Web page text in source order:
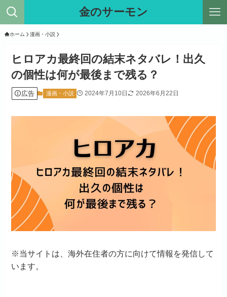
金のサーモン
ホーム 漫画・小説
ヒロアカ最終回の結末ネタバレ！出久
の個性は何が最後まで残る？
広告 漫画・小説 2024年7月10日 2026年6月22日
※当サイトは、海外在住者の方に向けて情報を発信して
います。